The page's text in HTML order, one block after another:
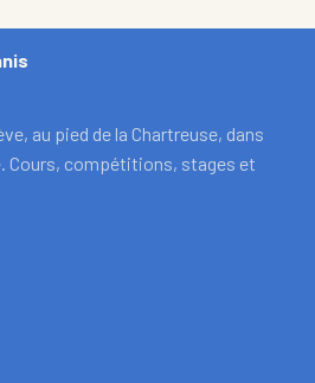
au pied de la Chartreuse, dans
Cours, compétitions, stages et